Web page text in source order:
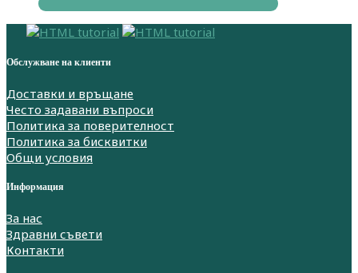
Обслужване на клиенти
Доставки и връщане
Често задавани въпроси
Политика за поверителност
Политика за бисквитки
Общи условия
Информация
За нас
Здравни съвети
Контакти